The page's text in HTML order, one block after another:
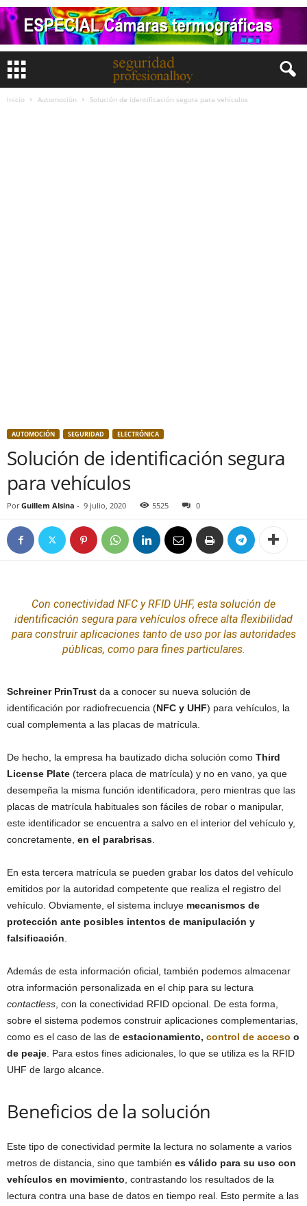
Inicio Automoción Solución de identificación segura para vehículos
AUTOMOCIÓN SEGURIDAD ELECTRÓNICA
Solución de identificación segura
para vehículos
Por Guillem Alsina - 9 julio, 2020 5525 0
Con conectividad NFC y RFID UHF, esta solución de
identificación segura para vehículos ofrece alta flexibilidad
para construir aplicaciones tanto de uso por las autoridades
públicas, como para fines particulares.
Schreiner PrinTrust da a conocer su nueva solución de
identificación por radiofrecuencia (NFC y UHF) para vehículos, la
cual complementa a las placas de matrícula.
De hecho, la empresa ha bautizado dicha solución como Third
License Plate (tercera placa de matrícula) y no en vano, ya que
desempeña la misma función identificadora, pero mientras que las
placas de matrícula habituales son fáciles de robar o manipular,
este identificador se encuentra a salvo en el interior del vehículo y,
concretamente, en el parabrisas
En esta tercera matrícula se pueden grabar los datos del vehículo
emitidos por la autoridad competente que realiza el registro del
vehículo. Obviamente, el sistema incluye mecanismos de
protección ante posibles intentos de manipulación y
falsificación
Además de esta información oficial, también podemos almacenar
otra información personalizada en el chip para su lectura
contactless , con la conectividad RFID opcional. De esta forma,
sobre el sistema podemos construir aplicaciones complementarias,
como es el caso de las de estacionamiento, control de acceso o
de peaje . Para estos fines adicionales, lo que se utiliza es la RFID
UHF de largo alcance.
Beneficios de la solución
Este tipo de conectividad permite la lectura no solamente a varios
metros de distancia, sino que también es válido para su uso con
vehículos en movimiento , contrastando los resultados de la
lectura contra una base de datos en tiempo real. Esto permite a las